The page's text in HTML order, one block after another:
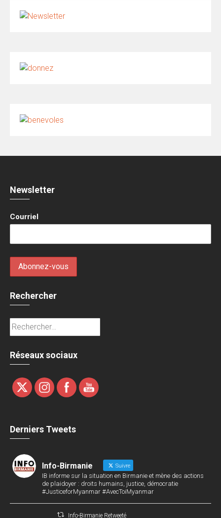
Newsletter
Courriel
Rechercher
Rechercher :
Réseaux sociaux
Derniers Tweets
Info-Birmanie Suivre
IB informe sur la situation en Birmanie et mène des actions
de plaidoyer : droits humains, justice, démocratie
#JusticeforMyanmar #AvecToiMyanmar
Info-Birmanie Retweeté